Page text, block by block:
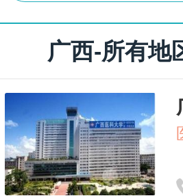
广西-所有地